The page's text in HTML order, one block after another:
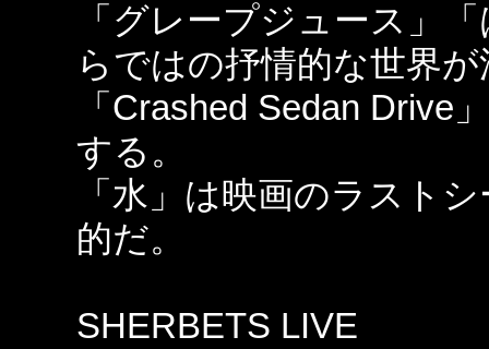
「グレープジュース」
らではの抒情的な世界
「Crashed Sedan
する。
「水」は映画のラスト
的だ。
SHERBETS LIVE